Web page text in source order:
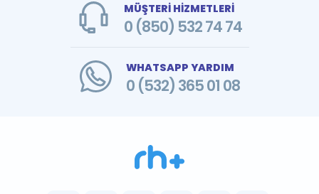
MÜŞTERİ HİZMETLERİ
0 (850) 532 74 74
WHATSAPP YARDIM
0 (532) 365 01 08